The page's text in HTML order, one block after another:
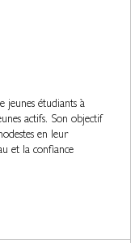
jeunes étudiants à
actifs. Son objectif
en leur
et la confiance